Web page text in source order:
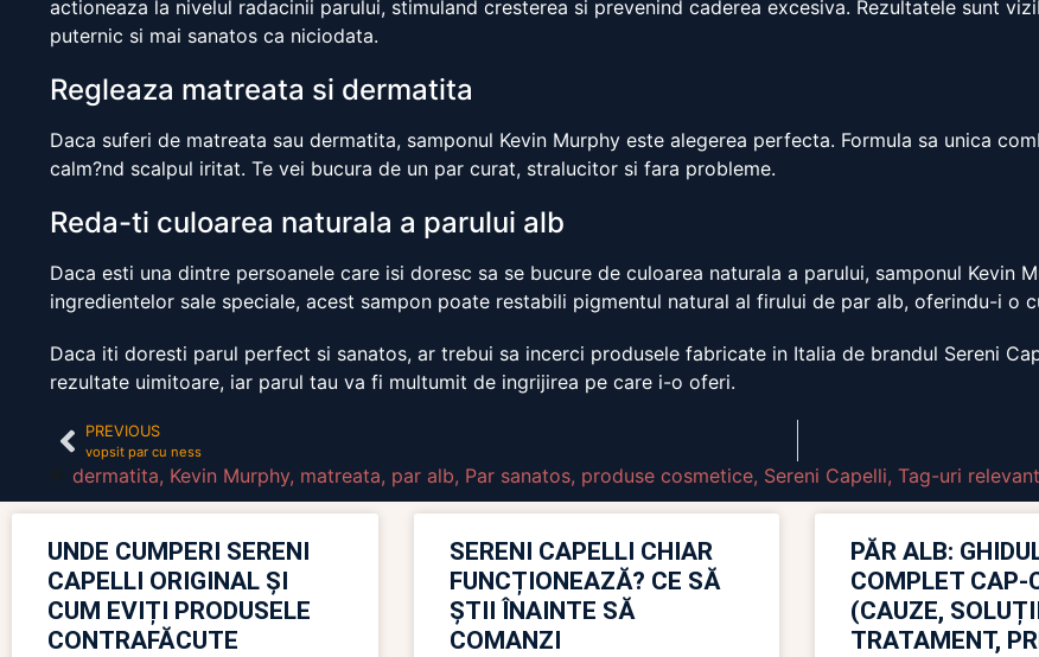
actioneaza la nivelul radacinii parului, stimuland cresterea si prevenind caderea excesiva. Rezultatele sunt
puternic si mai sanatos ca niciodata.
Regleaza matreata si dermatita
Daca suferi de matreata sau dermatita, samponul Kevin Murphy este alegerea perfecta. Formula sa unica
calm?nd scalpul iritat. Te vei bucura de un par curat, stralucitor si fara probleme.
Reda-ti culoarea naturala a parului alb
Daca esti una dintre persoanele care isi doresc sa se bucure de culoarea naturala a parului, samponul Kevin
ingredientelor sale speciale, acest sampon poate restabili pigmentul natural al firului de par alb, oferindu-i o
Daca iti doresti parul perfect si sanatos, ar trebui sa incerci produsele fabricate in Italia de brandul Sereni
rezultate uimitoare, iar parul tau va fi multumit de ingrijirea pe care i-o oferi.
PREVIOUS
vopsit par cu ness
dermatita, Kevin Murphy, matreata, par alb, Par sanatos, produse cosmetice, Sereni Capelli, Tag-uri
UNDE CUMPERI SERENI
CAPELLI ORIGINAL ȘI
CUM EVIȚI PRODUSELE
CONTRAFĂCUTE
SERENI CAPELLI CHIAR
FUNCȚIONEAZĂ? CE SĂ
ȘTII ÎNAINTE SĂ
COMANZI
PĂR ALB:
COMPLET CAP-
(CAUZE,
TRATAMENT,